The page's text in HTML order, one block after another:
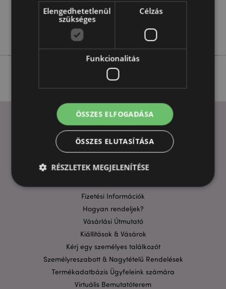
Nem
Nem
Sötét Legendák
HASZNOS LINKEK
Szállítási költségek
Fizetési Információk
Hogyan rendeljek?
Vásárlási Útmutató
Kiállítások & Vásárok
Kérj egy személyes találkozót
Személyreszabott & Nagytételű Rendelések
Termékadatbázis Ügyfeleink számára
Virtuális Bemutatóterem
Elengedhetetlenül
szükséges
Célzás
Funkcionalitás
ÖSSZES ELFOGADÁSA
ÖSSZES ELUTASÍTÁSA
RÉSZLETEK MEGJELENÍTÉSE
Elengedhetetlenül szükséges
Funkcionalitás
lehetővé teszik a webhely alapvető funkcióit,
például a felhasználói bejelentkezést és a
fiókkezelést. A weboldal nem használható
megfelelően a feltétlenül szükséges sütik nélkül.